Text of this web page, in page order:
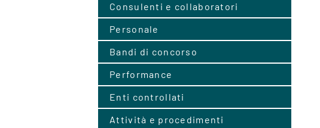
Consulenti e collaboratori
Personale
Bandi di concorso
Performance
Enti controllati
Attività e procedimenti